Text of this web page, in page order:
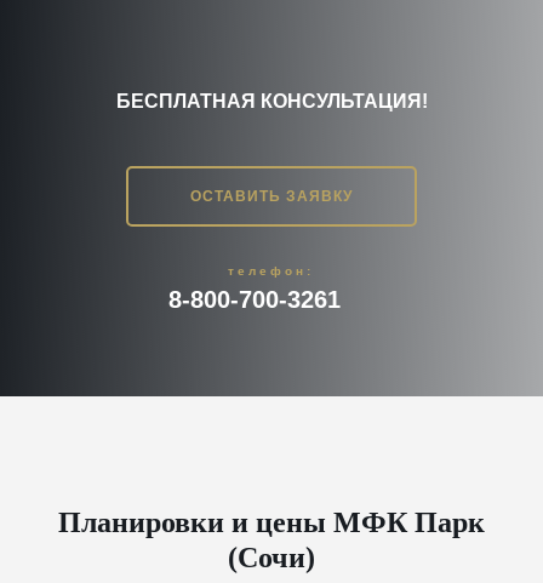
8-800-700-3261
телефон:
БЕСПЛАТНАЯ КОНСУЛЬТАЦИЯ!
ОСТАВИТЬ ЗАЯВКУ
Планировки и цены МФК Парк
(Сочи)